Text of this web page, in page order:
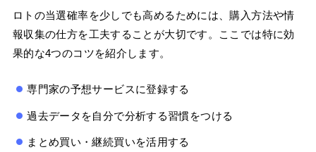
ロトの当選確率を少しでも高めるためには、購入方法や情
報収集の仕方を工夫することが大切です。ここでは特に効
果的な4つのコツを紹介します。
専門家の予想サービスに登録する
過去データを自分で分析する習慣をつける
まとめ買い・継続買いを活用する